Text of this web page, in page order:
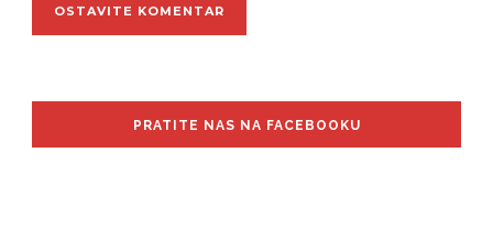
PRATITE NAS NA FACEBOOKU